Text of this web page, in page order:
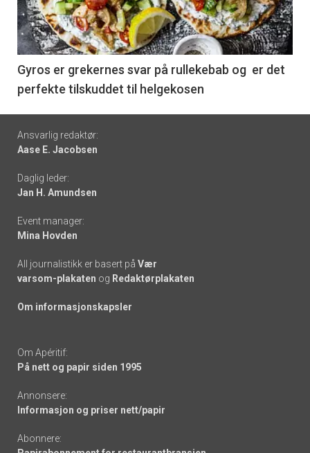
nå
-
6
Gyros er grekernes svar på rullekebab og er det
perfekte tilskuddet til helgekosen
Footer
-
links
Ansvarlig redaktør:
Aase E. Jacobsen
Daglig leder:
Jan H. Amundsen
Event manager:
Mina Hovden
All journalistikk er basert på Vær
varsom-plakaten og Redaktørplakaten
Om informasjonskapsler
Om Apéritif:
På nett og papir siden 1995
Annonsere:
Informasjon og priser nett/papir
Abonnere: